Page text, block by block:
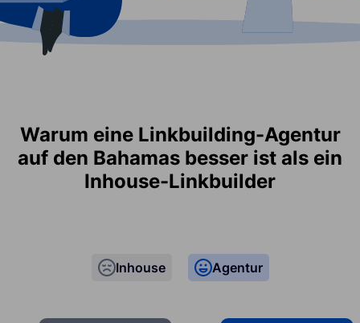
Warum eine Linkbuilding-Agentur
auf den Bahamas besser ist als ein
Inhouse-Linkbuilder
Inhouse Agentur